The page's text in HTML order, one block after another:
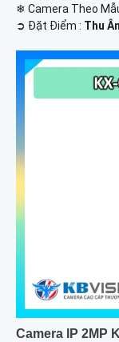
❄ Camera Theo
️➲ Đặt Điểm : Thu
Camera IP 2MP